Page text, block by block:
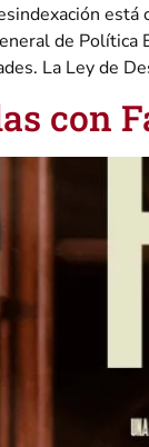
de Política
La Ley de
con